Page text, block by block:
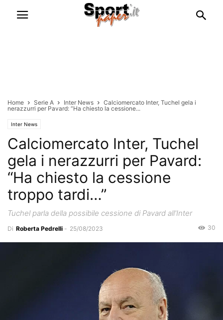
Home Serie A Inter News
Calciomercato Inter, Tuchel gela i
nerazzurri per Pavard: “Ha chiesto la cessione...
Inter News
Calciomercato Inter, Tuchel
gela i nerazzurri per Pavard:
“Ha chiesto la cessione
troppo tardi…”
Tuchel parla della possibile cessione di Pavard all'Inter
Di Roberta Pedrelli - 25/08/2023 30